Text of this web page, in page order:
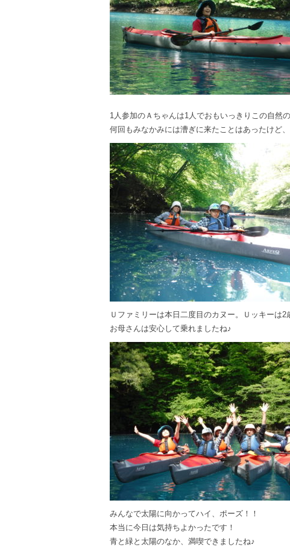
1人参加のＡちゃんは1人でおもいっきりこの自然
何回もみなかみには漕ぎに来たことはあったけど
Ｕファミリーは本日二度目のカヌー。Ｕッキーは
お母さんは安心して乗れましたね♪
みんなで太陽に向かってハイ、ポーズ！！
本当に今日は気持ちよかったです！
青と緑と太陽のなか、満喫できましたね♪